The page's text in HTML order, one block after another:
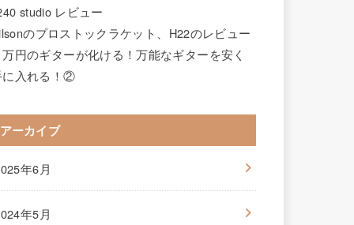
studio レビュー
のプロストックラケット、H22のレビュー
円のギターが化ける！万能なギターを安く
に入れる！②
アーカイブ
年6月
年5月